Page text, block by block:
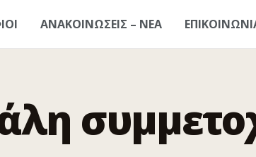
ΑΝΑΚΟΙΝΩΣΕΙΣ – ΝΕΑ